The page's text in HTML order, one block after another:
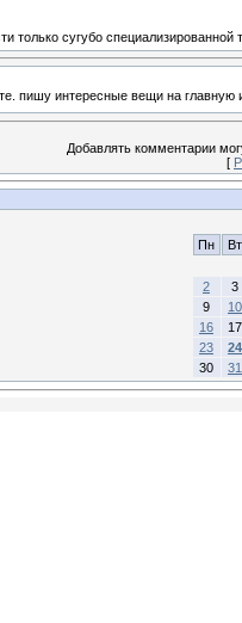
только сугубо
пишу интересные вещи на
Добавлять комментарии
[
Пн Вт
2
3
9
10
16
17
23
24
30
31